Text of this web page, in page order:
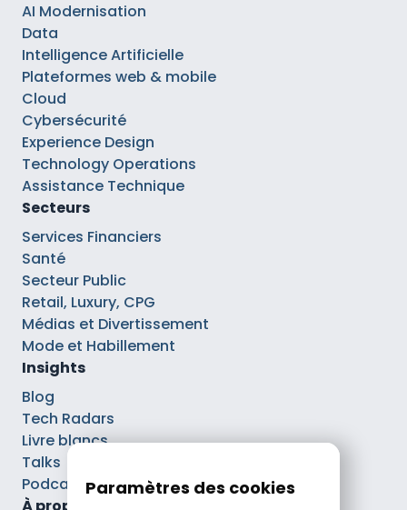
AI Modernisation
Data
Intelligence Artificielle
Plateformes web & mobile
Cloud
Cybersécurité
Experience Design
Technology Operations
Assistance Technique
Secteurs
Services Financiers
Santé
Secteur Public
Retail, Luxury, CPG
Médias et Divertissement
Mode et Habillement
Insights
Blog
Tech Radars
Livre blancs
Talks
PodcastsParamètres des cookies